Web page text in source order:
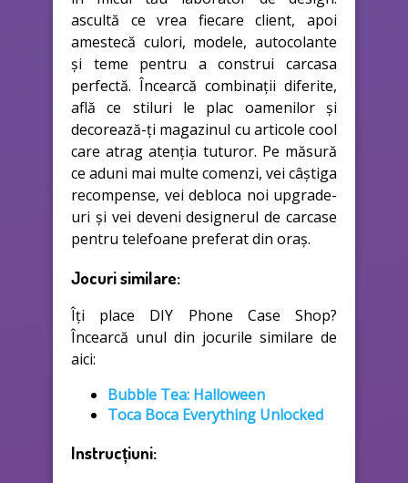
ascultă ce vrea fiecare client, apoi
amestecă culori, modele, autocolante
și teme pentru a construi carcasa
perfectă. Încearcă combinații diferite,
află ce stiluri le plac oamenilor și
decorează-ți magazinul cu articole cool
care atrag atenția tuturor. Pe măsură
ce aduni mai multe comenzi, vei câștiga
recompense, vei debloca noi upgrade-
uri și vei deveni designerul de carcase
pentru telefoane preferat din oraș.
Jocuri similare:
Îți place DIY Phone Case Shop?
Încearcă unul din jocurile similare de
aici:
Bubble Tea: Halloween
Toca Boca Everything Unlocked
Instrucțiuni: